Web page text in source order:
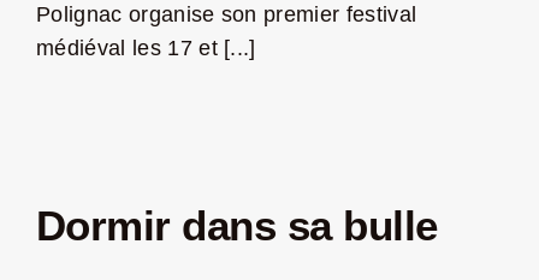
Polignac organise son premier festival
médiéval les 17 et [...]
Dormir dans sa bulle